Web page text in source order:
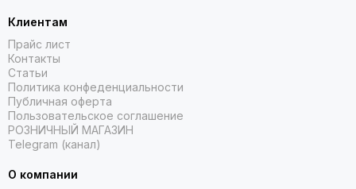
Клиентам
Прайс лист
Контакты
Статьи
Политика конфеденциальности
Публичная оферта
Пользовательское соглашение
РОЗНИЧНЫЙ МАГАЗИН
Telegram (канал)
О компании